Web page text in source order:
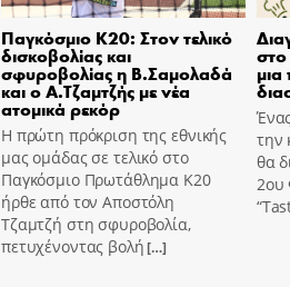
Παγκόσμιο Κ20: Στον τελικό
δισκοβολίας και
σφυροβολίας η Β.Σαμολαδά
και ο Α.Τζαμτζής με νέα
ατομικά ρεκόρ
Η πρώτη πρόκριση της εθνικής
μας ομάδας σε τελικό στο
Παγκόσμιο Πρωτάθλημα Κ20
ήρθε από τον Αποστόλη
Τζαμτζή στη σφυροβολία,
πετυχένοντας βολή[…]
μια
την
θα
2ου